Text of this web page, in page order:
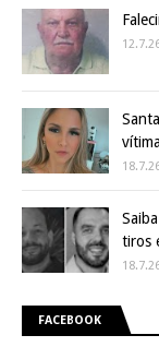
tiros
FACEBOOK